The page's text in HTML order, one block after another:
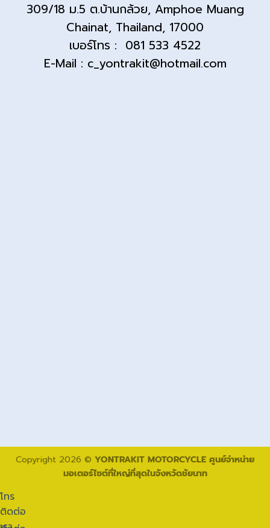
309/18 ม.5 ต.บ้านกล้วย, Amphoe Muang
Chainat, Thailand, 17000
เบอร์โทร : 081 533 4522
E-Mail : c_yontrakit@hotmail.com
Copyright 2026 © YONTRAKIT MOTORCYCLE ศูนย์จำหน่าย
มอเตอร์ไซต์ที่ใหญ่ที่สุดในจังหวัดชัยนาท
โทร
ติดต่อ